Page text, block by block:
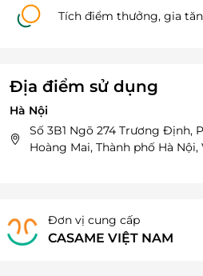
Tích điểm thưởng, gia
Địa điểm sử dụng
Hà Nội
Số 3B1 Ngõ 274 Trương Định,
Hoàng Mai, Thành phố Hà Nội,
Đơn vị cung cấp
CASAME VIỆT NAM